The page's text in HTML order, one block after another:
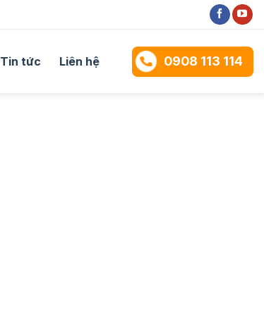
Tin tức Liên hệ 0908 113 114